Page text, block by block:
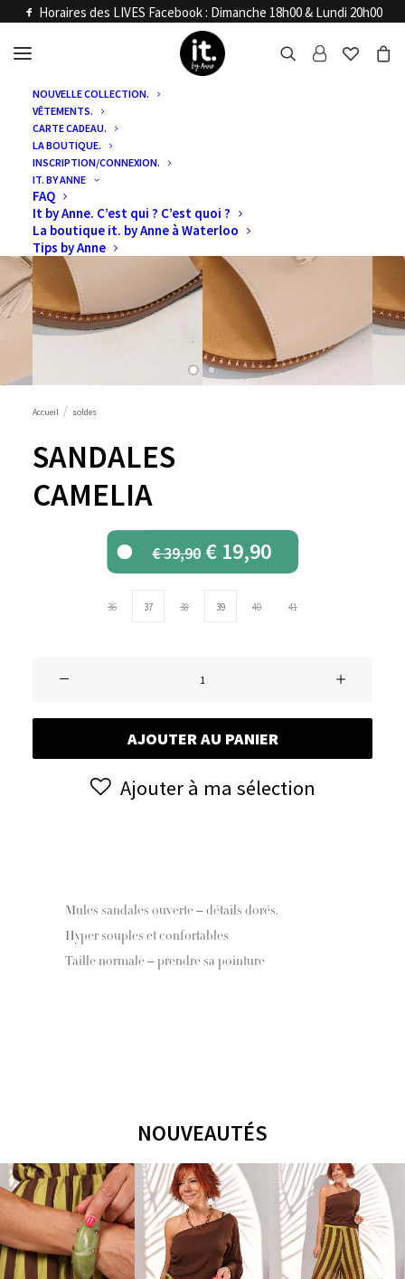
Horaires des LIVES Facebook : Dimanche 18h00 & Lundi 20h00
NOUVELLE COLLECTION.
VÊTEMENTS.
CARTE CADEAU.
LA BOUTIQUE.
INSCRIPTION/CONNEXION.
IT. BY ANNE
FAQ
It by Anne. C’est qui ? C’est quoi ?
La boutique it. by Anne à Waterloo
Tips by Anne
Accueil soldes
SANDALES
CAMELIA
€39,90 Le
prix
initial
€ 19,90Le
prix
actuel
36 37 38 39 40 41
Sandales
CAMELIA
AJOUTER AU PANIER
Ajouter à ma sélection
Mules sandales ouverte – détails dorés.
Hyper souples et confortables
Taille normale – prendre sa pointure
NOUVEAUTÉS